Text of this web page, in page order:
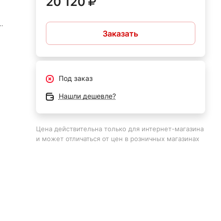
и
Заказать
Под заказ
Нашли дешевле?
Цена действительна только для интернет-магазина
и может отличаться от цен в розничных магазинах